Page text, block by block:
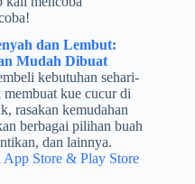
dan Lembut:
Mudah Dibuat
kebutuhan sehari-
membuat kue cucur di
rasakan kemudahan
berbagai pilihan buah
dan lainnya.
Store & Play Store